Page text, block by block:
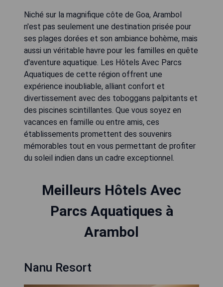
Niché sur la magnifique côte de Goa, Arambol
n'est pas seulement une destination prisée pour
ses plages dorées et son ambiance bohème, mais
aussi un véritable havre pour les familles en quête
d'aventure aquatique. Les Hôtels Avec Parcs
Aquatiques de cette région offrent une
expérience inoubliable, alliant confort et
divertissement avec des toboggans palpitants et
des piscines scintillantes. Que vous soyez en
vacances en famille ou entre amis, ces
établissements promettent des souvenirs
mémorables tout en vous permettant de profiter
du soleil indien dans un cadre exceptionnel.
Meilleurs Hôtels Avec
Parcs Aquatiques à
Arambol
Nanu Resort